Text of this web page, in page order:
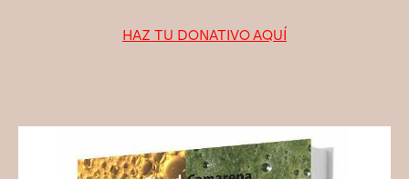
HAZ TU DONATIVO AQUÍ